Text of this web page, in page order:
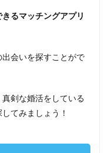
るマッチングアプリ
会いを探すことがで
剣な婚活をしている
てみましょう！